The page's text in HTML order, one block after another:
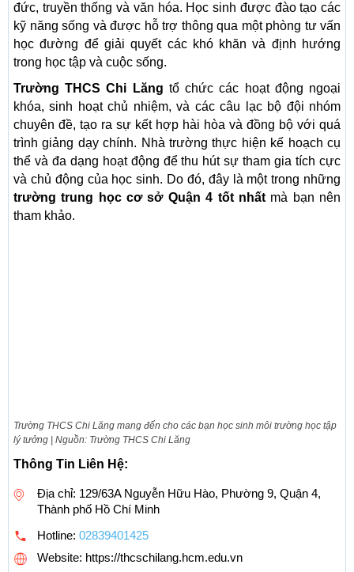
đức, truyền thống và văn hóa. Học sinh được đào tạo các
kỹ năng sống và được hỗ trợ thông qua một phòng tư vấn
học đường để giải quyết các khó khăn và định hướng
trong học tập và cuộc sống.
Trường THCS Chi Lăng tổ chức các hoạt động ngoại
khóa, sinh hoạt chủ nhiệm, và các câu lạc bộ đội nhóm
chuyên đề, tạo ra sự kết hợp hài hòa và đồng bộ với quá
trình giảng dạy chính. Nhà trường thực hiện kế hoạch cụ
thể và đa dạng hoạt động để thu hút sự tham gia tích cực
và chủ động của học sinh. Do đó, đây là một trong những
trường trung học cơ sở Quận 4 tốt nhấtmà bạn nên
tham khảo.
Trường THCS Chi Lăng mang đến cho các bạn học sinh môi trường học tập
lý tưởng | Nguồn: Trường THCS Chi Lăng
Thông Tin Liên Hệ:
Địa chỉ: 129/63A Nguyễn Hữu Hào, Phường 9, Quận 4,
Thành phố Hồ Chí Minh
Hotline: 02839401425
Website: https://thcschilang.hcm.edu.vn